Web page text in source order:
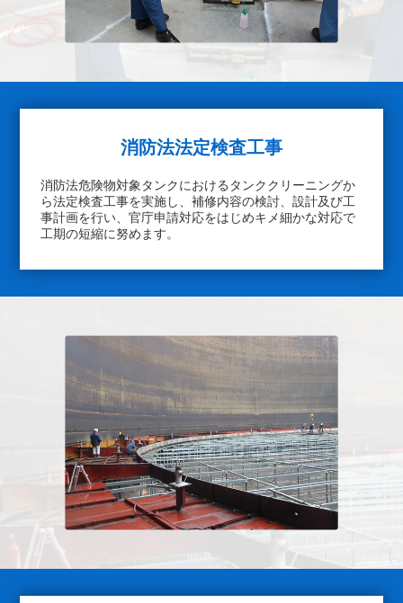
消防法法定検査工事
消防法危険物対象タンクにおけるタンククリーニングか
ら法定検査工事を実施し、補修内容の検討、設計及び工
事計画を行い、官庁申請対応をはじめキメ細かな対応で
工期の短縮に努めます。